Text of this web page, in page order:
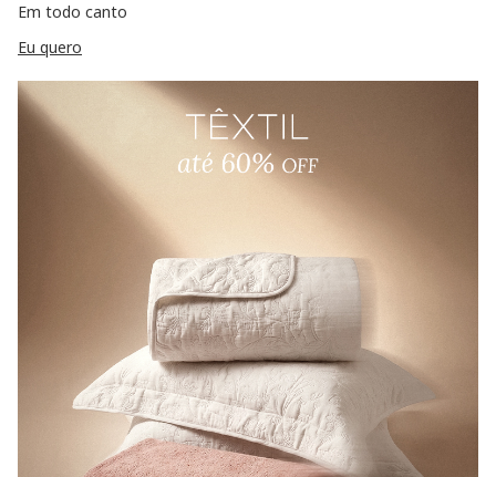
Em todo canto
Eu quero